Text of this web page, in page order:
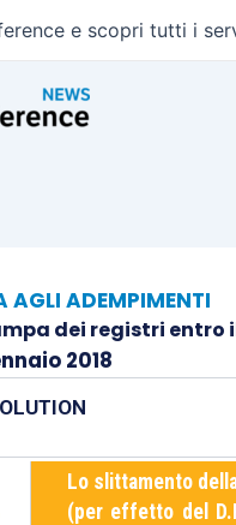
e scopri tutti i
AGLI ADEMPIMENTI
dei registri entro
2018
Lo slittamento
(per effetto del